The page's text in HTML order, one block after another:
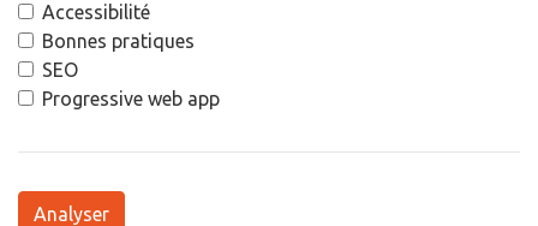
Accessibilité
Bonnes pratiques
SEO
Progressive web app
Analyser